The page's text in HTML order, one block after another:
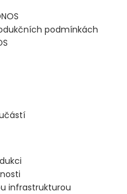
podmínkách
infrastrukturou